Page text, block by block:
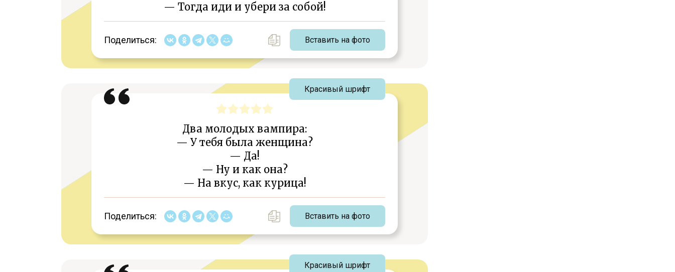
— Тогда иди и убери за собой!
Поделиться: Вставить на фото
Два молодых вампира:
— У тебя была женщина?
— Да!
— Ну и как она?
— На вкус, как курица!
Поделиться: Вставить на фото
Красивый шрифт
Красивый шрифт